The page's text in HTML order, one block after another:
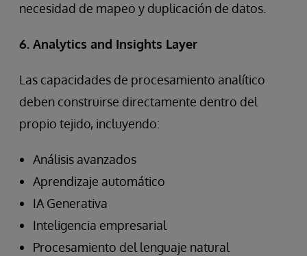
necesidad de mapeo y duplicación de datos.
6. Analytics and Insights Layer
Las capacidades de procesamiento analítico
deben construirse directamente dentro del
propio tejido, incluyendo:
Análisis avanzados
Aprendizaje automático
IA Generativa
Inteligencia empresarial
Procesamiento del lenguaje natural